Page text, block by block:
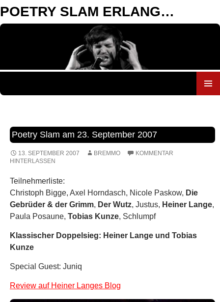
POETRY SLAM ERLANGEN
Poetry Slam am 23. September 2007
13. SEPTEMBER 2007 BREMMO
KOMMENTAR
HINTERLASSEN
Teilnehmerliste:
Christoph Bigge, Axel Horndasch, Nicole Paskow, Die
Gebrüder & der Grimm, Der Wutz, Justus, Heiner Lange,
Paula Posaune, Tobias Kunze, Schlumpf
Klassischer Doppelsieg: Heiner Lange und Tobias
Kunze
Special Guest: Juniq
Review auf Heiner Langes Blog